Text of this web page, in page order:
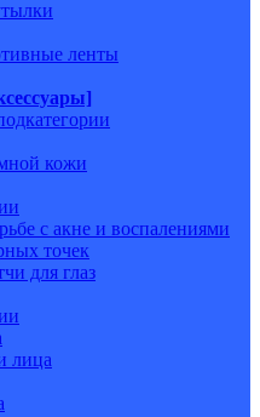
ленты
кожи
с акне и воспалениями
точек
для глаз
лица